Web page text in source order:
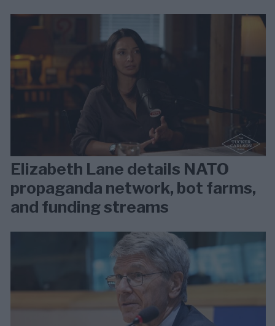
Elizabeth Lane details NATO
propaganda network, bot farms,
and funding streams